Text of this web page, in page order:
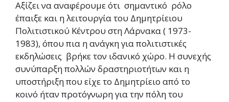
Αξίζει να αναφέρουμε ότι σημαντικό ρόλο
έπαιξε και η λειτουργία του Δημητρίειου
Πολιτιστικού Κέντρου στη Λάρνακα ( 1973-
1983), όπου πια η ανάγκη για πολιτιστικές
εκδηλώσεις βρήκε τον ιδανικό χώρο. Η συνεχής
συνύπαρξη πολλών δραστηριοτήτων και η
υποστήριξη που είχε το Δημητρίειο από το
κοινό ήταν προτόγνωρη για την πόλη του